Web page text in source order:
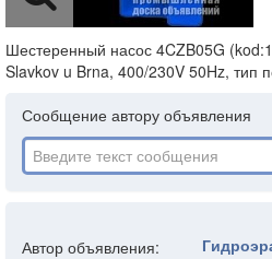
Шестеренный насос 4CZB05G
Slavkov u Brna, 400/230V 50Hz, тип
Сообщение автору объявления
Автор объявления: